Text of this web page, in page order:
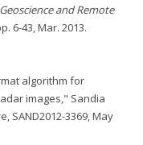
Geoscience and Remote
6-43, Mar. 2013.
algorithm for
images," Sandia
SAND2012-3369, May